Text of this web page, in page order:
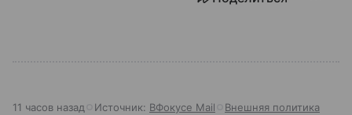
11 часов назад Источник: ВФокусе Mail Внешняя политика